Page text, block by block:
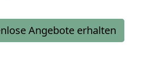
Angebote erhalten